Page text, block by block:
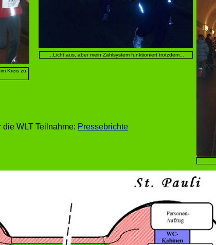
Kreis zu
...Licht aus, aber mein Zählsystem funktioniert trotzdem...
WLT Teilnahme: Pressebrichte